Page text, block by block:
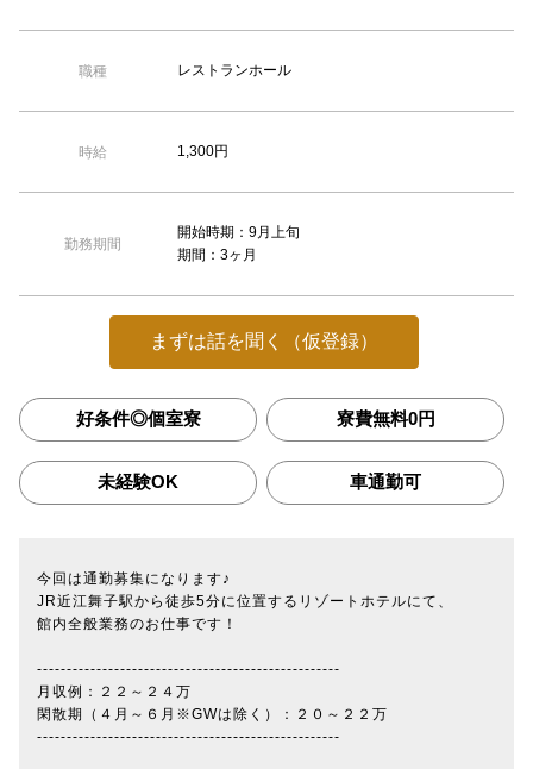
職種 レストランホール
時給 1,300円
勤務期間
開始時期：9月上旬
期間：3ヶ月
まずは話を聞く（仮登録）
好条件◎個室寮 寮費無料0円
未経験OK 車通勤可
今回は通勤募集になります♪
JR近江舞子駅から徒歩5分に位置するリゾートホテルにて、
館内全般業務のお仕事です！
---------------------------------------------------
月収例：２２～２４万
閑散期（４月～６月※GWは除く）：２０～２２万
---------------------------------------------------